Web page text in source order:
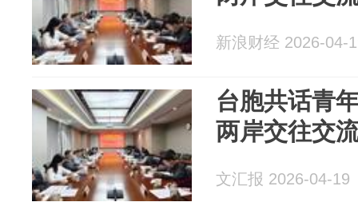
新浪财经 2026-04-
台胞共话青
两岸交往交
文汇报 2026-04-19